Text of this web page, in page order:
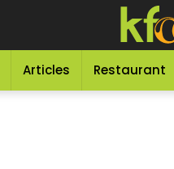
Articles Restaurant